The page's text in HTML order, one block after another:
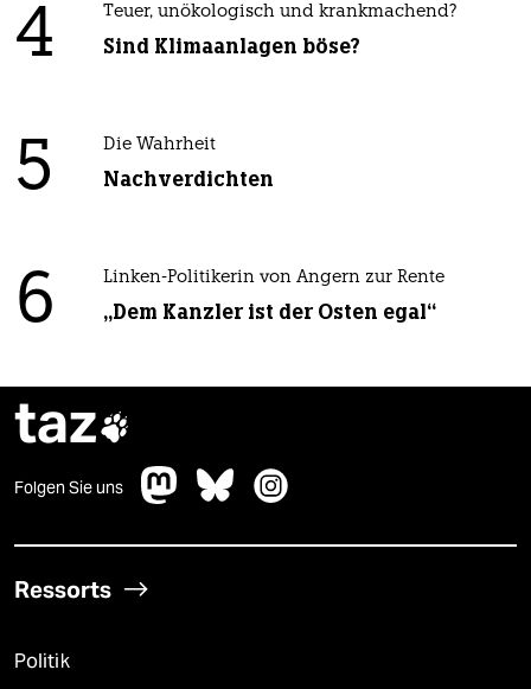
4 Teuer, unökologisch und krankmachend?
Sind Klimaanlagen böse?
5 Die Wahrheit
Nachverdichten
6 Linken-Politikerin von Angern zur Rente
„Dem Kanzler ist der Osten egal“
taz
Folgen Sie uns
Ressorts
Politik